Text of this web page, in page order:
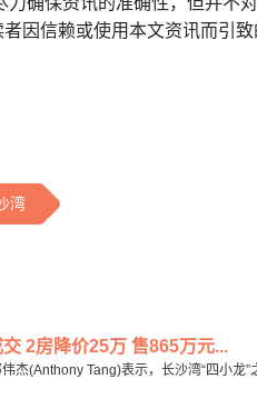
因信赖或使用本文资讯而引致
湾
2房降价25万 售865万元...
杰(Anthony Tang)表示，长沙湾“四小龙